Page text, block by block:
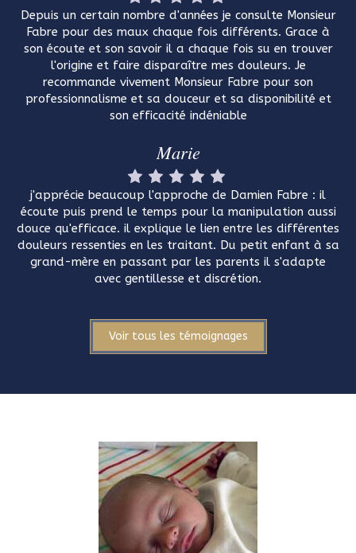
Depuis un certain nombre d'années je consulte Monsieur
Fabre pour des maux chaque fois différents. Grace à
son écoute et son savoir il a chaque fois su en trouver
l'origine et faire disparaître mes douleurs. Je
recommande vivement Monsieur Fabre pour son
professionnalisme et sa douceur et sa disponibilité et
son efficacité indéniable
Marie
j'apprécie beaucoup l'approche de Damien Fabre : il
écoute puis prend le temps pour la manipulation aussi
douce qu'efficace. il explique le lien entre les différentes
douleurs ressenties en les traitant. Du petit enfant à sa
grand-mère en passant par les parents il s'adapte
avec gentillesse et discrétion.
Voir tous les témoignages